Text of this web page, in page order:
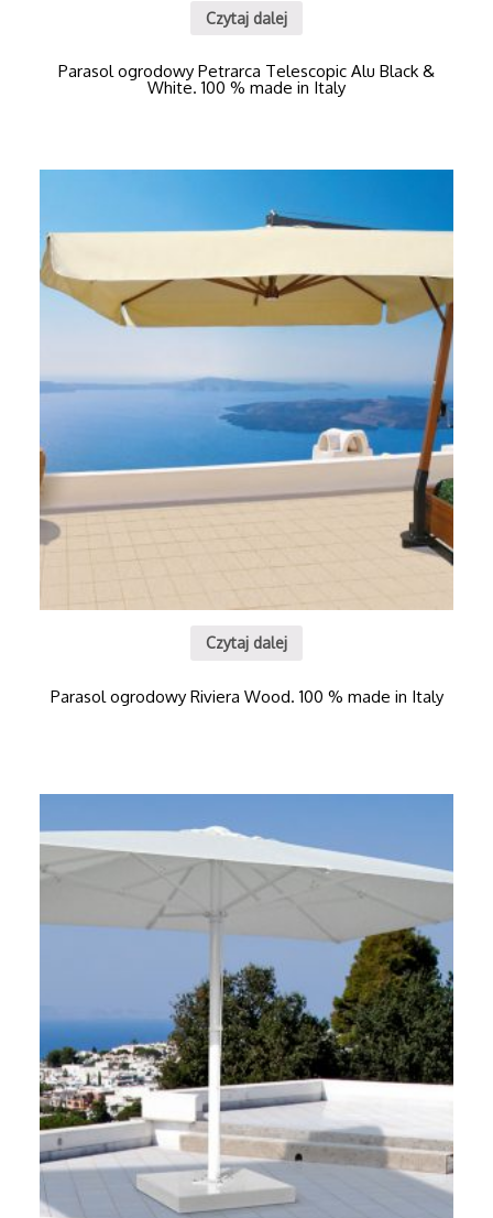
Czytaj dalej
Parasol ogrodowy Petrarca Telescopic Alu Black &
White. 100 % made in Italy
Czytaj dalej
Parasol ogrodowy Riviera Wood. 100 % made in Italy